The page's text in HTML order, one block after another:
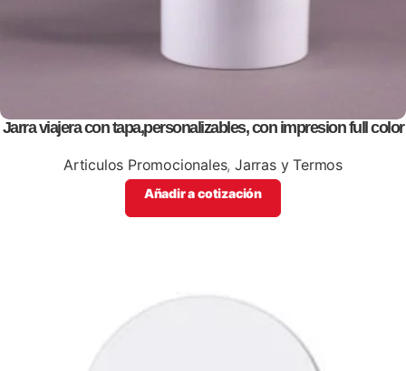
Jarra viajera con tapa,personalizables, con impresion full color
Articulos Promocionales, Jarras y Termos
Añadir a cotización